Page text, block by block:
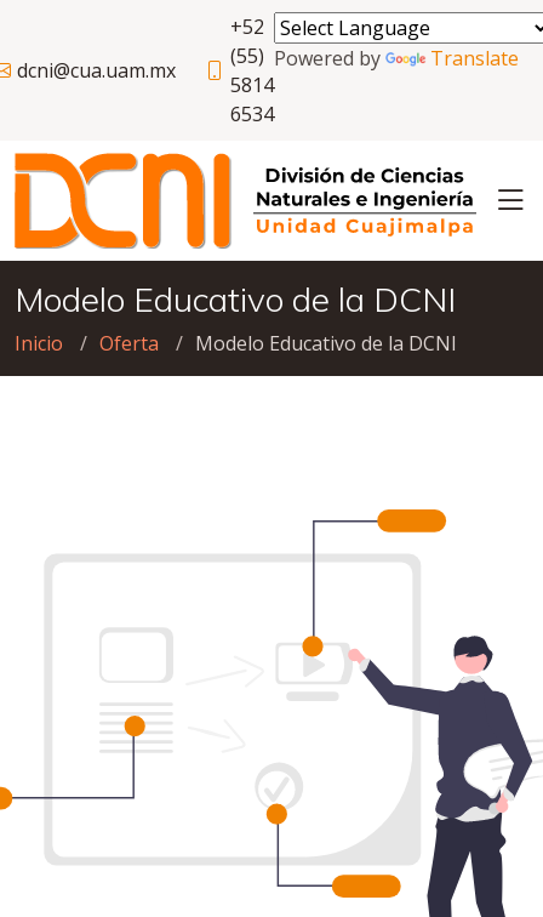
dcni@cua.uam.mx
+52
(55)
5814
6534
Powered by Translate
Modelo Educativo de la DCNI
Inicio Oferta Modelo Educativo de la DCNI